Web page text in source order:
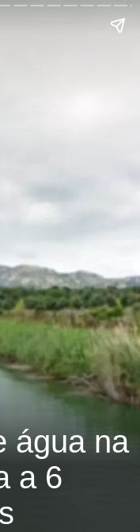
água na
a 6